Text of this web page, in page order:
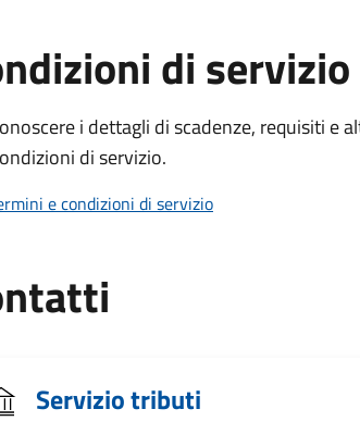
di servizio
i dettagli di scadenze, requisiti e
di servizio.
e condizioni di servizio
Servizio tributi